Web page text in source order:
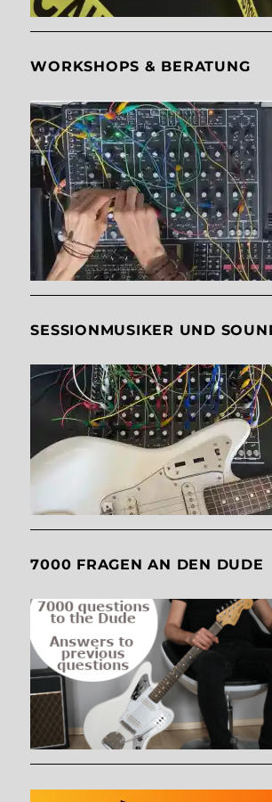
WORKSHOPS & BERATUNG
SESSIONMUSIKER UND
7000 FRAGEN AN DEN DUDE